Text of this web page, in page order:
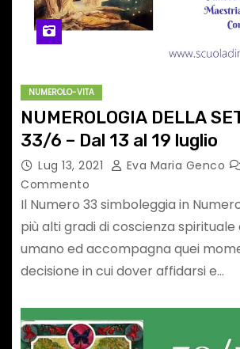
NUMEROLO-VITA
NUMEROLOGIA DELLA
33/6 – Dal 13 al 19 luglio
Lug 13, 2021 Eva Maria Genco
Commento
Il Numero 33 simboleggia in
più alti gradi di coscienza spirituale
umano ed accompagna quei
decisione in cui dover affidarsi e…